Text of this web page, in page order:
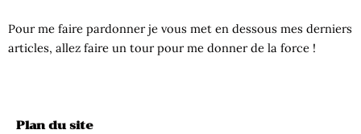
Pour me faire pardonner je vous met en dessous mes derniers
articles, allez faire un tour pour me donner de la force !
Plan du site